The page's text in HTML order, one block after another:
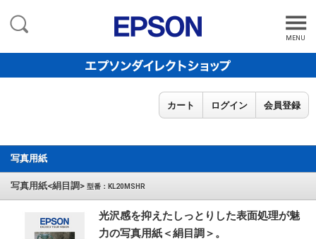
MENU
カート ログイン 会員登録
写真用紙
写真用紙<絹目調> 型番：KL20MSHR
光沢感を抑えたしっとりした表面処理が魅
力の写真用紙＜絹目調＞。